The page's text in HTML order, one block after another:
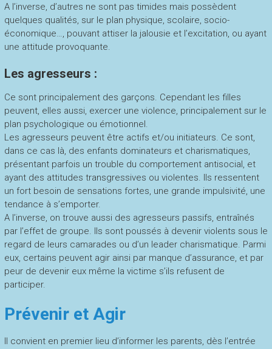
A l’inverse, d’autres ne sont pas timides mais possèdent
quelques qualités, sur le plan physique, scolaire, socio-
économique…, pouvant attiser la jalousie et l’excitation, ou ayant
une attitude provoquante.
Les agresseurs :
Ce sont principalement des garçons. Cependant les filles
peuvent, elles aussi, exercer une violence, principalement sur le
plan psychologique ou émotionnel.
Les agresseurs peuvent être actifs et/ou initiateurs. Ce sont,
dans ce cas là, des enfants dominateurs et charismatiques,
présentant parfois un trouble du comportement antisocial, et
ayant des attitudes transgressives ou violentes. Ils ressentent
un fort besoin de sensations fortes, une grande impulsivité, une
tendance à s’emporter.
A l’inverse, on trouve aussi des agresseurs passifs, entraînés
par l’effet de groupe. Ils sont poussés à devenir violents sous le
regard de leurs camarades ou d’un leader charismatique. Parmi
eux, certains peuvent agir ainsi par manque d’assurance, et par
peur de devenir eux même la victime s’ils refusent de
participer.
Prévenir et Agir
Il convient en premier lieu d’informer les parents, dès l’entrée